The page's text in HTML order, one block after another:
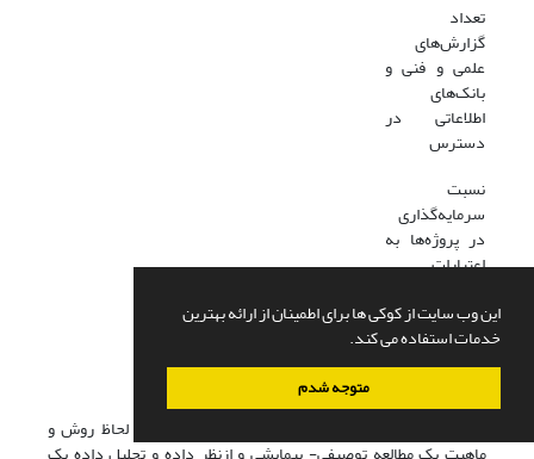
این وب سایت از کوکی ها برای اطمینان از ارائه بهترین
خدمات استفاده می کند.
متوجه شدم
تعداد
گزارش‌های
علمی و فنی و
بانک‌های
اطلاعاتی در
دسترس
نسبت
سرمایه‌گذاری
در پروژه‌ها به
اعتبارات
انحراف هزینه‌ای
پروژه‌ها
روش‌شناسی پژوهش
پژوهش حاضر، ازلحاظ هدف یک تحقیق کاربردی، و به لحاظ روش و